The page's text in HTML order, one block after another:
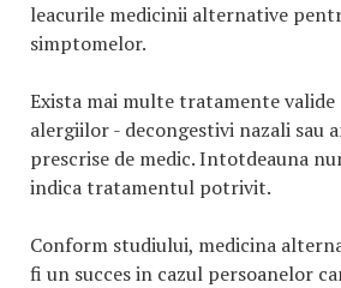
leacurile medicinii alternative
simptomelor.
Exista mai multe tratamente
alergiilor - decongestivi nazali sau
prescrise de medic. Intotdeauna
indica tratamentul potrivit.
Conform studiului, medicina
fi un succes in cazul persoanelor